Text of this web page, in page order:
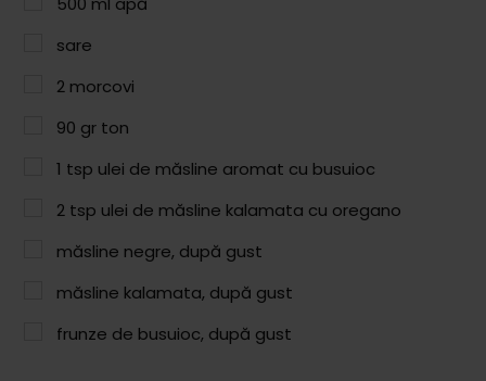
Patiserie
Salate
Sandwichuri și Wraps
sare
2 morcovi
90 gr ton
1 tsp ulei de măsline aromat cu busuioc
2 tsp ulei de măsline kalamata cu oregano
măsline negre, după gust
măsline kalamata, după gust
frunze de busuioc, după gust